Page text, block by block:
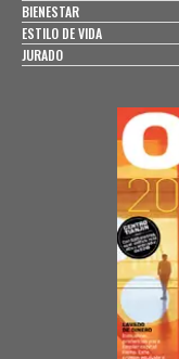
BIENESTAR
ESTILO DE VIDA
JURADO